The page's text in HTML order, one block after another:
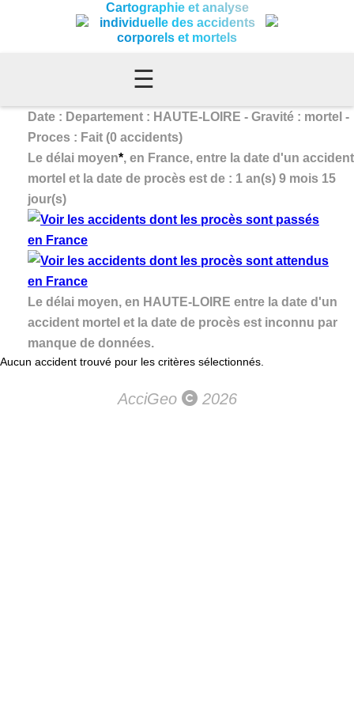
Cartographie et analyse
individuelle des accidents
corporels et mortels
☰
Date : Departement : HAUTE-LOIRE - Gravité : mortel -
Proces : Fait (0 accidents)
Le délai moyen*, en France, entre la date d'un accident
mortel et la date de procès est de : 1 an(s) 9 mois 15
jour(s)
Le délai moyen, en HAUTE-LOIRE entre la date d'un
accident mortel et la date de procès est inconnu par
manque de données.
Aucun accident trouvé pour les critères sélectionnés.
AcciGeo 2026